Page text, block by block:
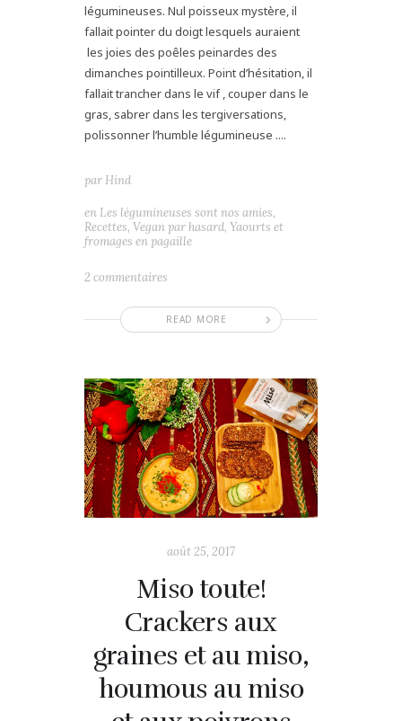
légumineuses. Nul poisseux mystère, il
fallait pointer du doigt lesquels auraient
les joies des poêles peinardes des
dimanches pointilleux. Point d’hésitation, il
fallait trancher dans le vif , couper dans le
gras, sabrer dans les tergiversations,
polissonner l’humble légumineuse ....
READ MORE
par Hind
en Les légumineuses sont nos amies,
Recettes, Vegan par hasard, Yaourts et
fromages en pagaille
2 commentaires
août 25, 2017
Miso toute!
Crackers aux
graines et au miso,
houmous au miso